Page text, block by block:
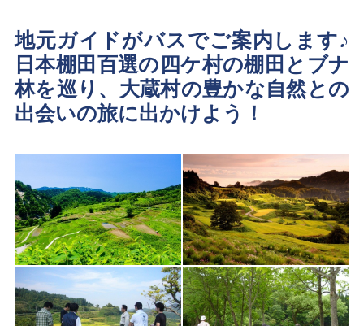
地元ガイドがバスでご案内します♪
日本棚田百選の四ケ村の棚田とブナ
林を巡り、大蔵村の豊かな自然との
出会いの旅に出かけよう！